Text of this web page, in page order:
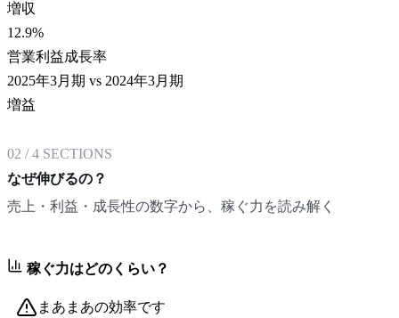
増収
12.9%
営業利益成長率
2025年3月期 vs 2024年3月期
増益
02 /4 SECTIONS
なぜ伸びるの？
売上・利益・成長性の数字から、稼ぐ力を読み解く
稼ぐ力はどのくらい？
まあまあの効率です